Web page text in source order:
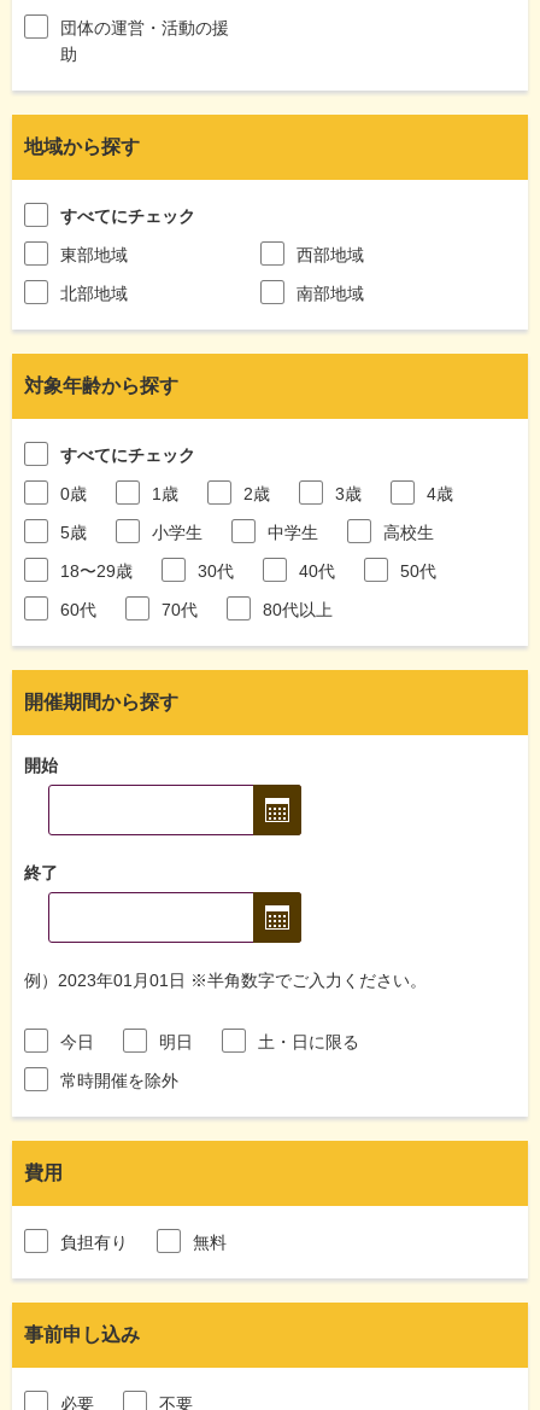
団体の運営・活動の援
助
地域から探す
すべてにチェック
東部地域
西部地域
北部地域
南部地域
対象年齢から探す
すべてにチェック
0歳
1歳 2歳 3歳
4歳
5歳
小学生 中学生
高校生
18〜29歳
30代 40代
50代
60代
70代 80代以上
開催期間から探す
開始
終了
例）2023年01月01日 ※半角数字でご入力ください。
今日 明日
土・日に限る
常時開催を除外
費用
負担有り 無料
事前申し込み
必要 不要